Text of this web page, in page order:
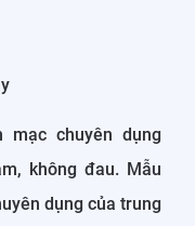
chuyên dụng
không đau. Mẫu
dụng của trung